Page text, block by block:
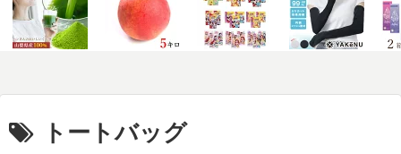
トートバッグ